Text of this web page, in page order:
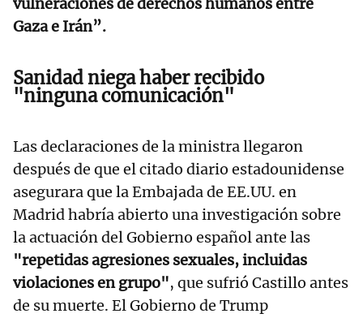
vulneraciones de derechos humanos entre
Gaza e Irán”.
Sanidad niega haber recibido
"ninguna comunicación"
Las declaraciones de la ministra llegaron
después de que el citado diario estadounidense
asegurara que la Embajada de EE.UU. en
Madrid habría abierto una investigación sobre
la actuación del Gobierno español ante las
"repetidas agresiones sexuales, incluidas
violaciones en grupo", que sufrió Castillo antes
de su muerte. El Gobierno de Trump